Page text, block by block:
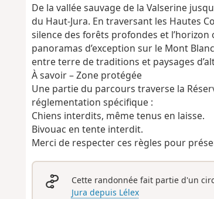
De la vallée sauvage de la Valserine
du Haut-Jura. En traversant les Hautes
silence des forêts profondes et l’horizon
panoramas d’exception sur le Mont
entre terre de traditions et paysages
À savoir – Zone protégée
Une partie du parcours traverse la
réglementation spécifique :
Chiens interdits, même tenus en laisse.
Bivouac en tente interdit.
Merci de respecter ces règles pour
Cette randonnée fait partie d'un
Jura depuis Lélex